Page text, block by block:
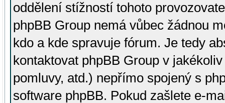
oddělení stížností tohoto
phpBB Group nemá vůbec žádnou
kdo a kde spravuje fórum. Je tedy
kontaktovat phpBB Group v
pomluvy, atd.) nepřímo spojený s
software phpBB. Pokud zašlete e-